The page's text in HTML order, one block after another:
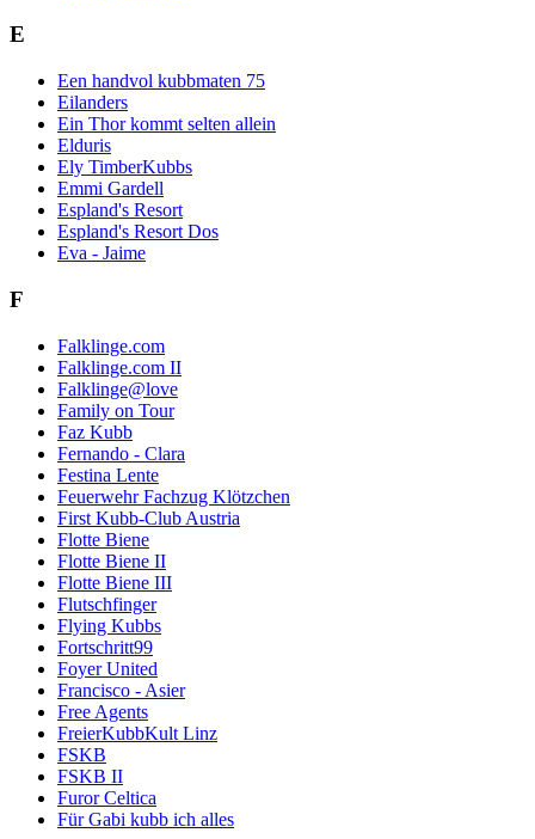
E
Een handvol kubbmaten 75
Eilanders
Ein Thor kommt selten allein
Elduris
Ely TimberKubbs
Emmi Gardell
Espland's Resort
Espland's Resort Dos
Eva - Jaime
F
Falklinge.com
Falklinge.com II
Falklinge@love
Family on Tour
Faz Kubb
Fernando - Clara
Festina Lente
Feuerwehr Fachzug Klötzchen
First Kubb-Club Austria
Flotte Biene
Flotte Biene II
Flotte Biene III
Flutschfinger
Flying Kubbs
Fortschritt99
Foyer United
Francisco - Asier
Free Agents
FreierKubbKult Linz
FSKB
FSKB II
Furor Celtica
Für Gabi kubb ich alles